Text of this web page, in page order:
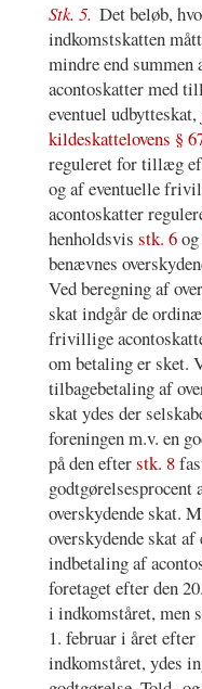
Stk. 5. Det beløb,
indkomstskatten
mindre end
acontoskatter med
eventuel
kildeskattelovens §
reguleret for tillæg
og af eventuelle
acontoskatter
henholdsvis stk. 6og
benævnes
Ved beregning af
skat indgår de
frivillige
om betaling er sket.
tilbagebetaling af
skat ydes der
foreningen m.v. en
på den efterstk. 8
godtgørelsesprocent
overskydende skat.
overskydende skat
indbetaling af
foretaget efter den
i indkomståret, men
1. februar i året efter
indkomståret, ydes